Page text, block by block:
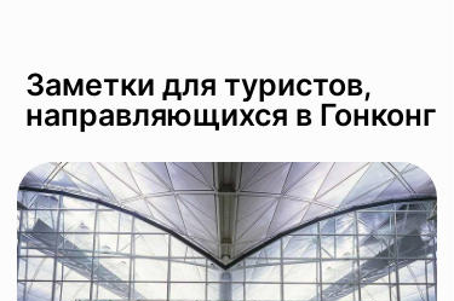
Заметки для туристов,
направляющихся в Гонконг